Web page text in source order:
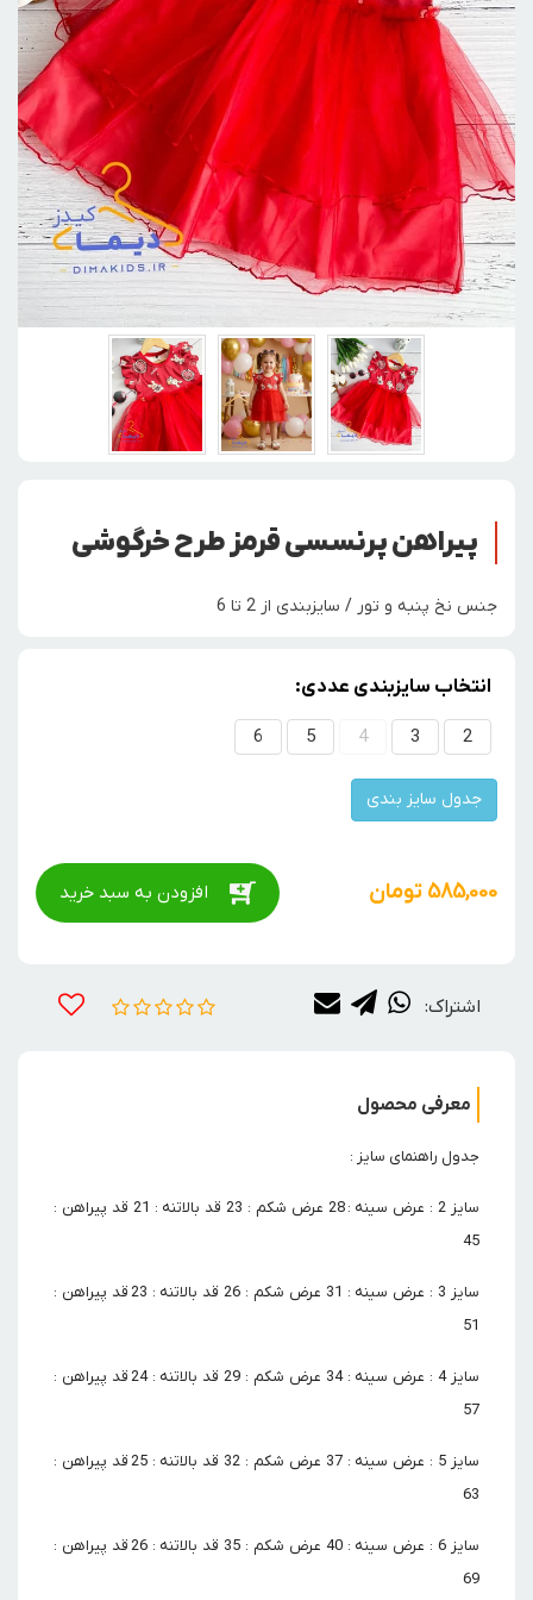
پیراهن پرنسسی قرمز طرح خرگوشی
جنس نخ پنبه و تور / سایزبندی از 2 تا 6
انتخاب سایزبندی عددی:
2
3
4
5
6
جدول سایز بندی
585,000 تومان افزودن به سبد خرید
اشتراک:
معرفی محصول
جدول راهنمای سایز :
سایز 2 : عرض سینه : 28 عرض شکم : 23 قد بالاتنه : 21 قد پیراهن :
45
سایز 3 : عرض سینه : 31 عرض شکم : 26 قد بالاتنه : 23 قد پیراهن :
51
سایز 4 : عرض سینه : 34 عرض شکم : 29 قد بالاتنه : 24 قد پیراهن :
57
سایز 5 : عرض سینه : 37 عرض شکم : 32 قد بالاتنه : 25 قد پیراهن :
63
سایز 6 : عرض سینه : 40 عرض شکم : 35 قد بالاتنه : 26 قد پیراهن :
69